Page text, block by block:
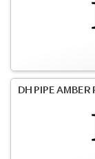
DH PIPE AMBER